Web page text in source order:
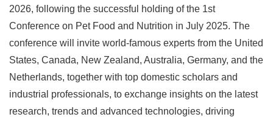
研
究
教
2026, following the successful holding of the 1st
Conference on Pet Food and Nutrition in July 2025. The
conference will invite world-famous experts from the United
States, Canada, New Zealand, Australia, Germany, and the
Netherlands, together with top domestic scholars and
industrial professionals, to exchange insights on the latest
research, trends and advanced technologies, driving